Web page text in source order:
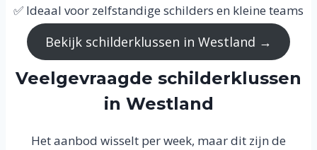
✅ Ideaal voor zelfstandige schilders en kleine teams
Bekijk schilderklussen in Westland →
Veelgevraagde schilderklussen
in Westland
Het aanbod wisselt per week, maar dit zijn de